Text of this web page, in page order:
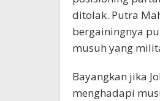
ditolak. Putra
bergainingnya
musuh yang
Bayangkan jika
menghadapi